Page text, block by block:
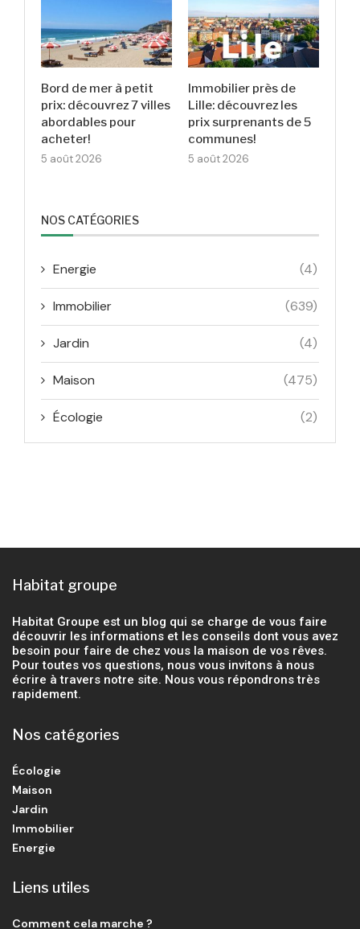
Bord de mer à petit
prix: découvrez 7 villes
abordables pour
acheter!
5 août 2026
Immobilier près de
Lille: découvrez les
prix surprenants de 5
communes!
5 août 2026
NOS CATÉGORIES
Energie (4)
Immobilier (639)
Jardin (4)
Maison (475)
Écologie (2)
Habitat groupe
Habitat Groupe est un blog qui se charge de vous faire
découvrir les informations et les conseils dont vous avez
besoin pour faire de chez vous la maison de vos rêves.
Pour toutes vos questions, nous vous invitons à nous
écrire à travers notre site. Nous vous répondrons très
rapidement.
Nos catégories
Écologie
Maison
Jardin
Immobilier
Energie
Liens utiles
Comment cela marche ?